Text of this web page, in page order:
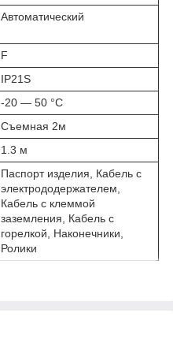
Автоматический
F
IP21S
-20 — 50 °C
Съемная 2м
1.3 м
Паспорт изделия, Кабель с
электрододержателем,
Кабель с клеммой
заземления, Кабель с
горелкой, Наконечники,
Ролики